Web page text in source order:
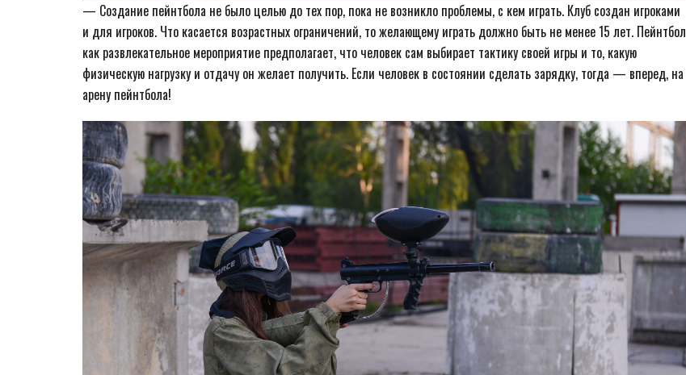
— Создание пейнтбола не было целью до тех пор, пока не возникло проблемы, с кем играть. Клуб создан игроками
и для игроков. Что касается возрастных ограничений, то желающему играть должно быть не менее 15 лет. Пейнтбол
как развлекательное мероприятие предполагает, что человек сам выбирает тактику своей игры и то, какую
физическую нагрузку и отдачу он желает получить. Если человек в состоянии сделать зарядку, тогда — вперед, на
арену пейнтбола!